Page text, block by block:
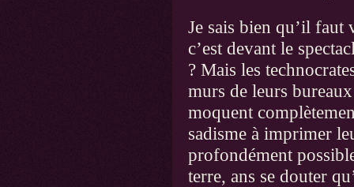
Je sais bien qu’il
c’est devant le
? Mais les
murs de leurs
moquent
sadisme à imprimer
profondément
terre, ans se douter